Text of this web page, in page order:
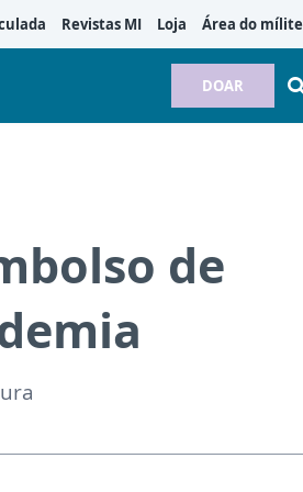
Revistas MI Loja Área do mílite
DOAR
de